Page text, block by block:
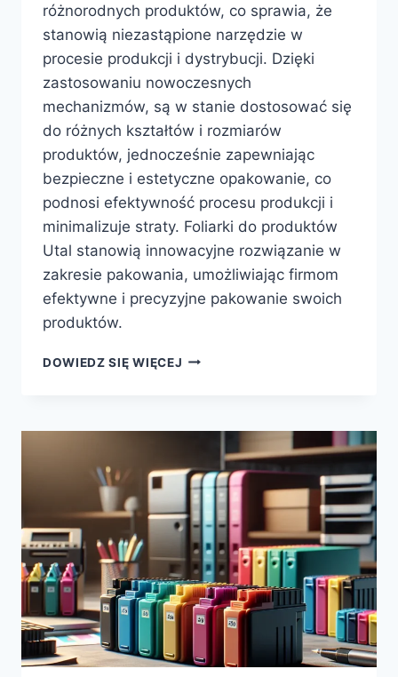
różnorodnych produktów, co sprawia, że
stanowią niezastąpione narzędzie w
procesie produkcji i dystrybucji. Dzięki
zastosowaniu nowoczesnych
mechanizmów, są w stanie dostosować się
do różnych kształtów i rozmiarów
produktów, jednocześnie zapewniając
bezpieczne i estetyczne opakowanie, co
podnosi efektywność procesu produkcji i
minimalizuje straty. Foliarki do produktów
Utal stanowią innowacyjne rozwiązanie w
zakresie pakowania, umożliwiając firmom
efektywne i precyzyjne pakowanie swoich
produktów.
DOWIEDZ SIĘ WIĘCEJ FOLIARKI
–
SZYBKIE
I
PRECYZYJNE
PAKOWANIE.